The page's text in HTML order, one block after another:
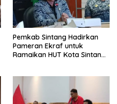
Pemkab Sintang Hadirkan
Pameran Ekraf untuk
Ramaikan HUT Kota Sintang